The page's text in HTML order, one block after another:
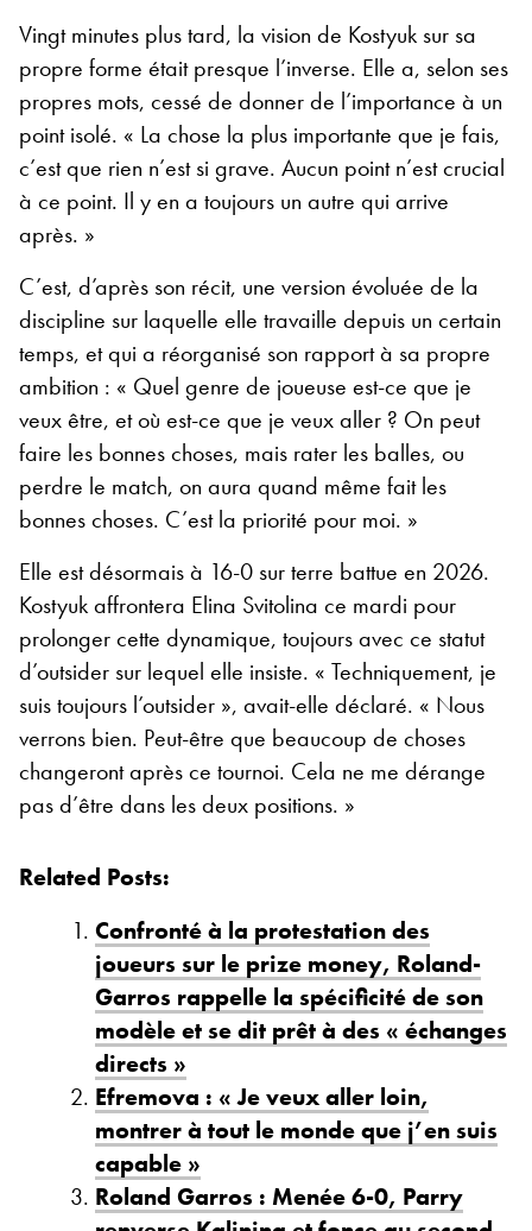
Vingt minutes plus tard, la vision de Kostyuk sur sa
propre forme était presque l’inverse. Elle a, selon ses
propres mots, cessé de donner de l’importance à un
point isolé. « La chose la plus importante que je fais,
c’est que rien n’est si grave. Aucun point n’est crucial
à ce point. Il y en a toujours un autre qui arrive
après. »
C’est, d’après son récit, une version évoluée de la
discipline sur laquelle elle travaille depuis un certain
temps, et qui a réorganisé son rapport à sa propre
ambition : « Quel genre de joueuse est-ce que je
veux être, et où est-ce que je veux aller ? On peut
faire les bonnes choses, mais rater les balles, ou
perdre le match, on aura quand même fait les
bonnes choses. C’est la priorité pour moi. »
Elle est désormais à 16-0 sur terre battue en 2026.
Kostyuk affrontera Elina Svitolina ce mardi pour
prolonger cette dynamique, toujours avec ce statut
d’outsider sur lequel elle insiste. « Techniquement, je
suis toujours l’outsider », avait-elle déclaré. « Nous
verrons bien. Peut-être que beaucoup de choses
changeront après ce tournoi. Cela ne me dérange
pas d’être dans les deux positions. »
Related Posts:
Confronté à la protestation des
joueurs sur le prize money, Roland-
Garros rappelle la spécificité de son
modèle et se dit prêt à des « échanges
directs »
Efremova : « Je veux aller loin,
montrer à tout le monde que j’en suis
capable »
Roland Garros : Menée 6-0, Parry